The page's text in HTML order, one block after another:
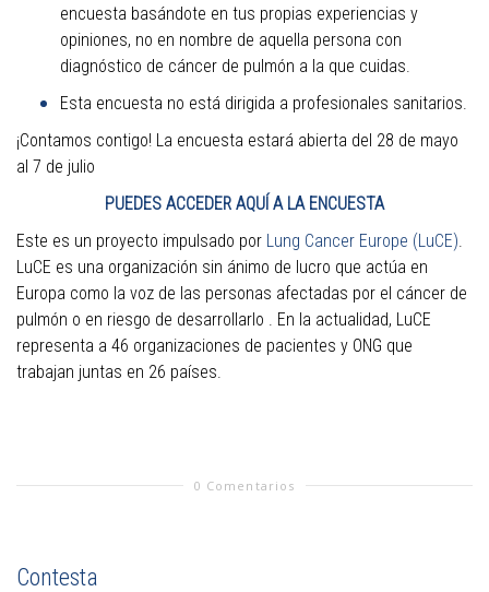
encuesta basándote en tus propias experiencias y
opiniones, no en nombre de aquella persona con
diagnóstico de cáncer de pulmón a la que cuidas.
Esta encuesta no está dirigida a profesionales sanitarios.
¡Contamos contigo! La encuesta estará abierta del 28 de mayo
al 7 de julio
PUEDES ACCEDER AQUÍ A LA ENCUESTA
Este es un proyecto impulsado por Lung Cancer Europe (LuCE).
LuCE es una organización sin ánimo de lucro que actúa en
Europa como la voz de las personas afectadas por el cáncer de
pulmón o en riesgo de desarrollarlo . En la actualidad, LuCE
representa a 46 organizaciones de pacientes y ONG que
trabajan juntas en 26 países.
0 Comentarios
Contesta